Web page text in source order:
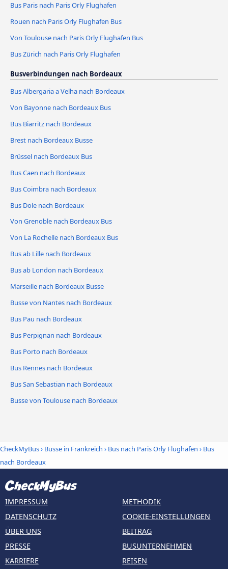
Bus Paris nach Paris Orly Flughafen
Rouen nach Paris Orly Flughafen Bus
Von Toulouse nach Paris Orly Flughafen Bus
Bus Zürich nach Paris Orly Flughafen
Busverbindungen nach Bordeaux
Bus Albergaria a Velha nach Bordeaux
Von Bayonne nach Bordeaux Bus
Bus Biarritz nach Bordeaux
Brest nach Bordeaux Busse
Brüssel nach Bordeaux Bus
Bus Caen nach Bordeaux
Bus Coimbra nach Bordeaux
Bus Dole nach Bordeaux
Von Grenoble nach Bordeaux Bus
Von La Rochelle nach Bordeaux Bus
Bus ab Lille nach Bordeaux
Bus ab London nach Bordeaux
Marseille nach Bordeaux Busse
Busse von Nantes nach Bordeaux
Bus Pau nach Bordeaux
Bus Perpignan nach Bordeaux
Bus Porto nach Bordeaux
Bus Rennes nach Bordeaux
Bus San Sebastian nach Bordeaux
Busse von Toulouse nach Bordeaux
CheckMyBus› Busse in Frankreich › Bus nach Paris Orly Flughafen › Bus
nach Bordeaux
IMPRESSUM
DATENSCHUTZ
ÜBER UNS
PRESSE
KARRIERE
METHODIK
COOKIE-EINSTELLUNGEN
BEITRAG
BUSUNTERNEHMEN
REISEN